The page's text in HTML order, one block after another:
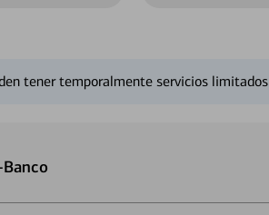
tener temporalmente servicios limitados